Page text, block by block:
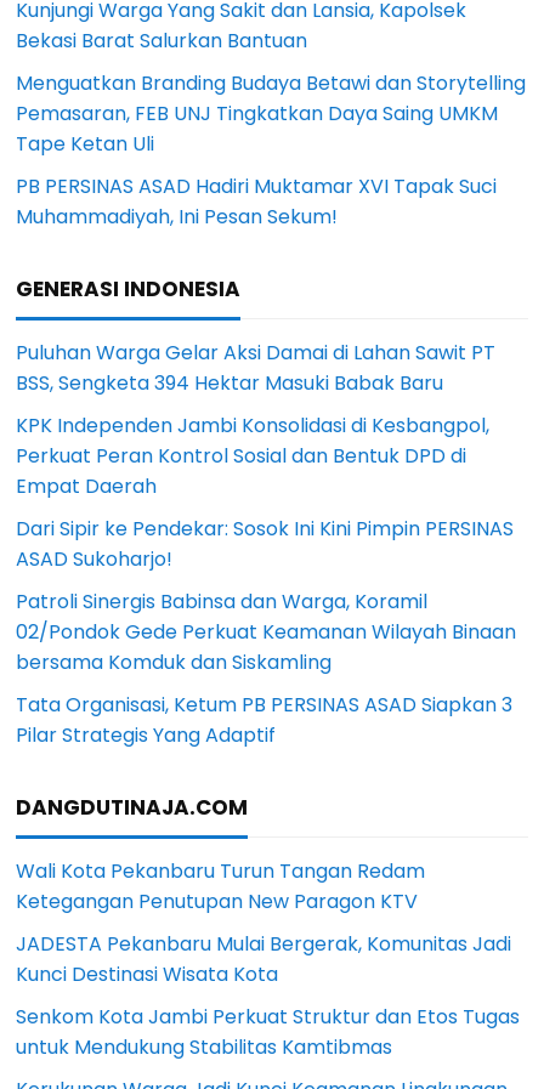
Kunjungi Warga Yang Sakit dan Lansia, Kapolsek
Bekasi Barat Salurkan Bantuan
Menguatkan Branding Budaya Betawi dan Storytelling
Pemasaran, FEB UNJ Tingkatkan Daya Saing UMKM
Tape Ketan Uli
PB PERSINAS ASAD Hadiri Muktamar XVI Tapak Suci
Muhammadiyah, Ini Pesan Sekum!
GENERASI INDONESIA
Puluhan Warga Gelar Aksi Damai di Lahan Sawit PT
BSS, Sengketa 394 Hektar Masuki Babak Baru
KPK Independen Jambi Konsolidasi di Kesbangpol,
Perkuat Peran Kontrol Sosial dan Bentuk DPD di
Empat Daerah
Dari Sipir ke Pendekar: Sosok Ini Kini Pimpin PERSINAS
ASAD Sukoharjo!
Patroli Sinergis Babinsa dan Warga, Koramil
02/Pondok Gede Perkuat Keamanan Wilayah Binaan
bersama Komduk dan Siskamling
Tata Organisasi, Ketum PB PERSINAS ASAD Siapkan 3
Pilar Strategis Yang Adaptif
DANGDUTINAJA.COM
Wali Kota Pekanbaru Turun Tangan Redam
Ketegangan Penutupan New Paragon KTV
JADESTA Pekanbaru Mulai Bergerak, Komunitas Jadi
Kunci Destinasi Wisata Kota
Senkom Kota Jambi Perkuat Struktur dan Etos Tugas
untuk Mendukung Stabilitas Kamtibmas